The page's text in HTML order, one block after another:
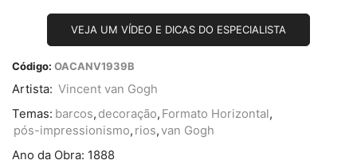
VEJA UM VÍDEO E DICAS DO ESPECIALISTA
Código: OACANV1939B
Artista: Vincent van Gogh
Temas: barcos, decoração, Formato Horizontal,
pós-impressionismo, rios,van Gogh
Ano da Obra: 1888